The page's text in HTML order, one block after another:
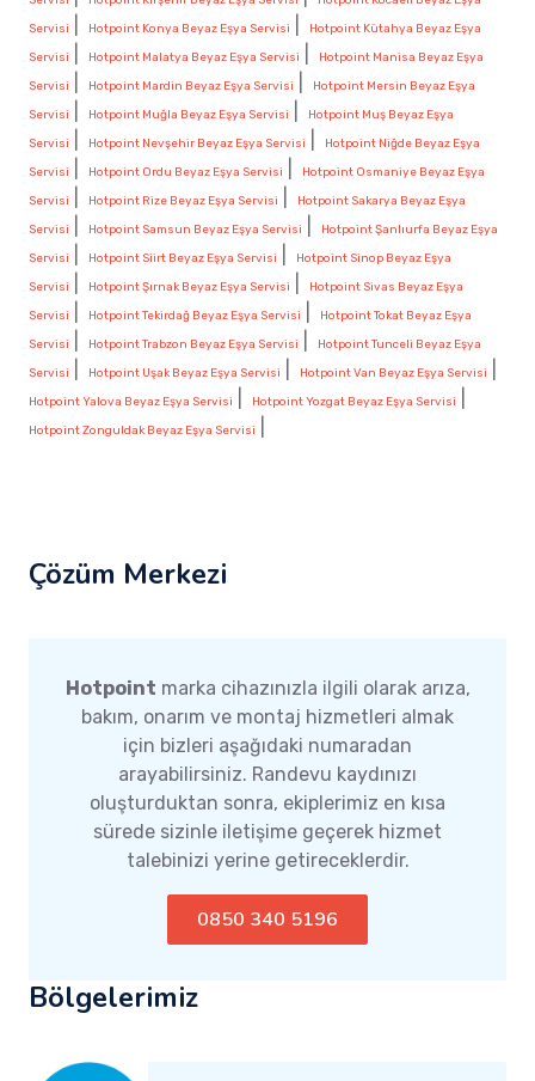
Servisi
Hotpoint Konya Beyaz Eşya Servisi
Hotpoint Kütahya Beyaz Eşya
Servisi
Hotpoint Malatya Beyaz Eşya Servisi
Hotpoint Manisa Beyaz Eşya
Servisi
Hotpoint Mardin Beyaz Eşya Servisi
Hotpoint Mersin Beyaz Eşya
Servisi
Hotpoint Muğla Beyaz Eşya Servisi
Hotpoint Muş Beyaz Eşya
Servisi
Hotpoint Nevşehir Beyaz Eşya Servisi
Hotpoint Niğde Beyaz Eşya
Servisi
Hotpoint Ordu Beyaz Eşya Servisi
Hotpoint Osmaniye Beyaz Eşya
Servisi
Hotpoint Rize Beyaz Eşya Servisi
Hotpoint Sakarya Beyaz Eşya
Servisi
Hotpoint Samsun Beyaz Eşya Servisi
Hotpoint Şanlıurfa Beyaz Eşya
Servisi
Hotpoint Siirt Beyaz Eşya Servisi
Hotpoint Sinop Beyaz Eşya
Servisi
Hotpoint Şırnak Beyaz Eşya Servisi
Hotpoint Sivas Beyaz Eşya
Servisi
Hotpoint Tekirdağ Beyaz Eşya Servisi
Hotpoint Tokat Beyaz Eşya
Servisi
Hotpoint Trabzon Beyaz Eşya Servisi
Hotpoint Tunceli Beyaz Eşya
Servisi
Hotpoint Uşak Beyaz Eşya Servisi Hotpoint Van Beyaz Eşya Servisi
Hotpoint Yalova Beyaz Eşya Servisi Hotpoint Yozgat Beyaz Eşya Servisi
Hotpoint Zonguldak Beyaz Eşya Servisi
Çözüm Merkezi
Hotpoint marka cihazınızla ilgili olarak arıza,
bakım, onarım ve montaj hizmetleri almak
için bizleri aşağıdaki numaradan
arayabilirsiniz. Randevu kaydınızı
oluşturduktan sonra, ekiplerimiz en kısa
sürede sizinle iletişime geçerek hizmet
talebinizi yerine getireceklerdir.
0850 340 5196
Bölgelerimiz